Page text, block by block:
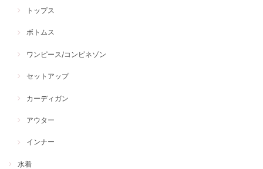
トップス
ボトムス
ワンピース/コンビネゾン
セットアップ
カーディガン
アウター
インナー
水着